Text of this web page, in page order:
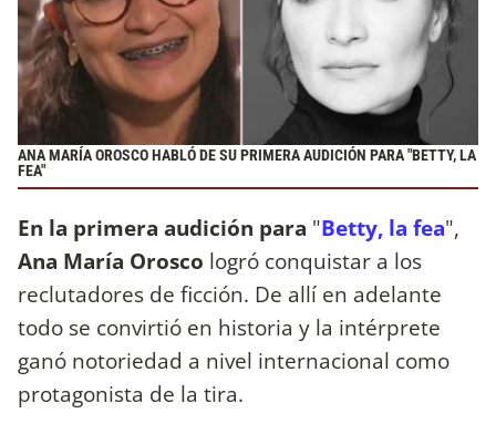
ANA MARÍA OROSCO HABLÓ DE SU PRIMERA AUDICIÓN PARA "BETTY, LA
FEA"
En la primera audición para "Betty, la fea",
Ana María Orosco logró conquistar a los
reclutadores de ficción. De allí en adelante
todo se convirtió en historia y la intérprete
ganó notoriedad a nivel internacional como
protagonista de la tira.